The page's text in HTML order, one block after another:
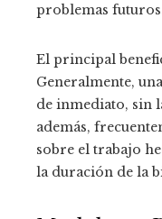
problemas
El principal
Generalmente,
de inmediato, sin
además,
sobre el trabajo
la duración de la